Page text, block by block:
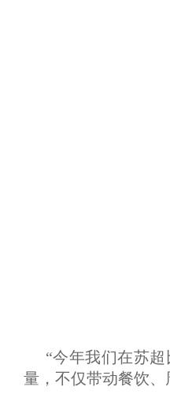
“今年我们在苏
量，不仅带动餐饮